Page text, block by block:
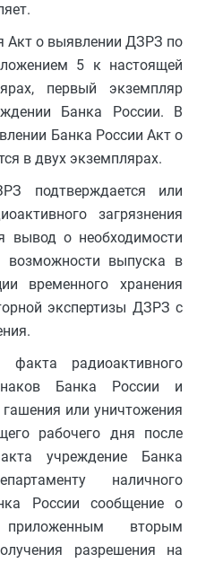
Акт о выявлении ДЗРЗ по
5 к настоящей
первый экземпляр
Банка России. В
Банка России Акт о
в двух экземплярах.
подтверждается или
загрязнения
вывод о необходимости
возможности выпуска в
временного хранения
экспертизы ДЗРЗ с
радиоактивного
Банка России и
или уничтожения
рабочего дня после
учреждение Банка
наличного
России сообщение о
вторым
разрешения на